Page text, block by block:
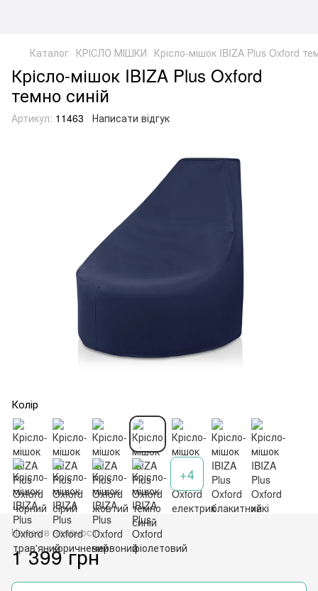
Каталог КРІСЛО МІШКИ Крісло-мішок IBIZA Plus Oxford
Крісло-мішок IBIZA Plus Oxford
темно синій
Артикул: 11463 Написати відгук
Колір
+4
Немає в наявності
1 399 грн